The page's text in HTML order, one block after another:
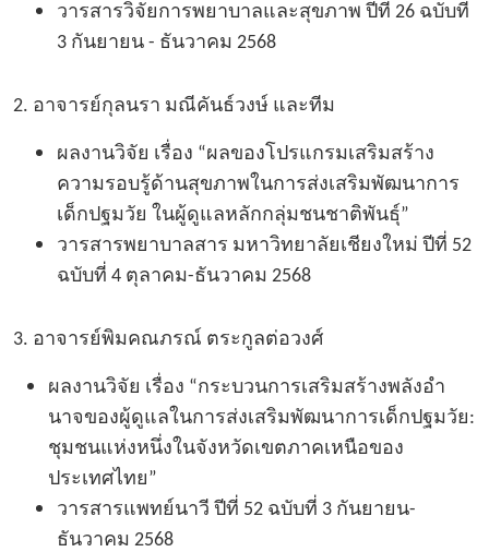
วารสารวิจัยการพยาบาลและสุขภาพ ปีที่ 26 ฉบับที่
3 กันยายน - ธันวาคม 2568
2. อาจารย์กุลนรา มณีคันธ์วงษ์ และทีม
ผลงานวิจัย เรื่อง “ผลของโปรแกรมเสริมสร้าง
ความรอบรู้ด้านสุขภาพในการส่งเสริมพัฒนาการ
เด็กปฐมวัย ในผู้ดูแลหลักกลุ่มชนชาติพันธุ์”
วารสารพยาบาลสาร มหาวิทยาลัยเชียงใหม่ ปีที่ 52
ฉบับที่ 4 ตุลาคม-ธันวาคม 2568
3. อาจารย์พิมคณภรณ์ ตระกูลต่อวงศ์
ผลงานวิจัย เรื่อง “กระบวนการเสริมสร้างพลังอํา
นาจของผู้ดูแลในการส่งเสริมพัฒนาการเด็กปฐมวัย:
ชุมชนแห่งหนึ่งในจังหวัดเขตภาคเหนือของ
ประเทศไทย”
วารสารแพทย์นาวี ปีที่ 52 ฉบับที่ 3 กันยายน-
ธันวาคม 2568